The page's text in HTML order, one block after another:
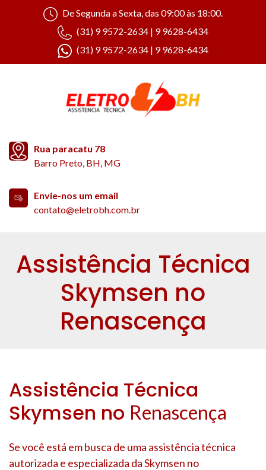
De Segunda a Sexta, das 09:00 às 18:00.
(31) 9 9572-2634 | 9 9628-6434
(31) 9 9572-2634 | 9 9628-6434
Rua paracatu 78
Barro Preto, BH, MG
Envie-nos um email
contato@eletrobh.com.br
Assistência Técnica
Skymsen no
Renascença
Assistência Técnica
Skymsen no Renascença
Se você está em busca de uma assistência técnica
autorizada e especializada da Skymsen no